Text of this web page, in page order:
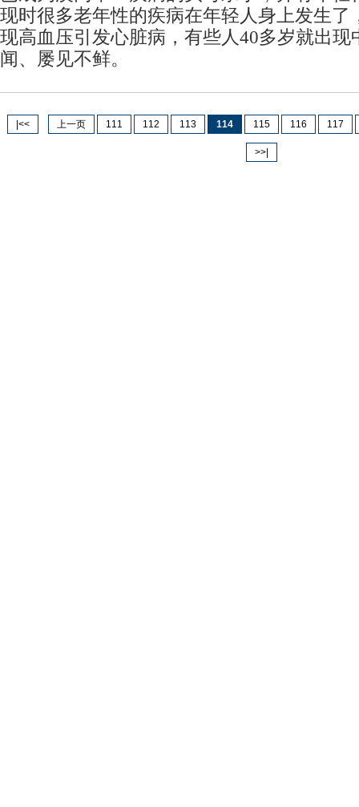
现时很多老年性的疾病在年轻人身上发生了
现高血压引发心脏病，有些人40多岁就出现
闻、屡见不鲜。
|<< 上一页 111 112 113 114 115 116 117
>>|